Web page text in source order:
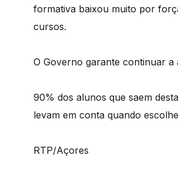
formativa baixou muito por
cursos.
O Governo garante continuar a
90% dos alunos que saem
levam em conta quando
RTP/Açores